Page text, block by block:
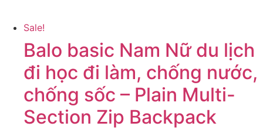
Sale!
Balo basic Nam Nữ du lịch
đi học đi làm, chống nước,
chống sốc – Plain Multi-
Section Zip Backpack